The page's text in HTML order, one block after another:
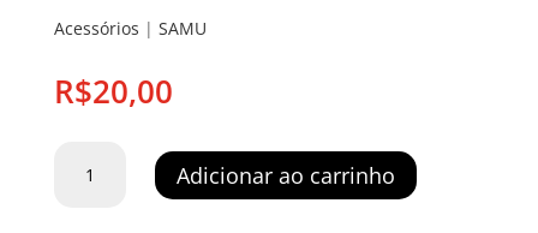
Acessórios | SAMU
R$20,00
Samu
Adicionar ao carrinho